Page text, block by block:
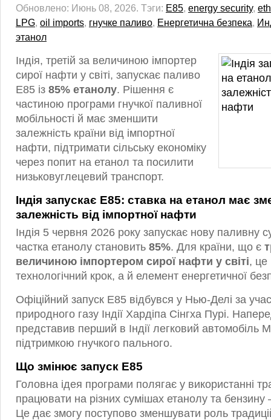
Обновлено: Июнь 08, 2026. Тэги: E85, energy security,
LPG, oil imports, гнучке паливо, Енергетична безпека,
этанол
Індія, третій за величиною імпортер
сирої нафти у світі, запускає паливо
E85 із 85% етанолу. Рішення є
частиною програми гнучкої паливної
мобільності й має зменшити
залежність країни від імпортної
нафти, підтримати сільську економіку
через попит на етанол та посилити
низьковуглецевий транспорт.
Індія запускає E85: ставка на етанол має
залежність від імпортної нафти
Індія 5 червня 2026 року запускає нову паливну
частка етанолу становить 85%. Для країни, що є
величиною імпортером сирої нафти у світі, це
технологічний крок, а й елемент енергетичної
Офіційний запуск E85 відбувся у Нью-Делі за
природного газу Індії Хардіпа Сінгха Пурі.
представив перший в Індії легковий автомобіль
підтримкою гнучкого пального.
Що змінює запуск E85
Головна ідея програми полягає у використанні
працювати на різних сумішах етанолу та
Це дає змогу поступово зменшувати роль